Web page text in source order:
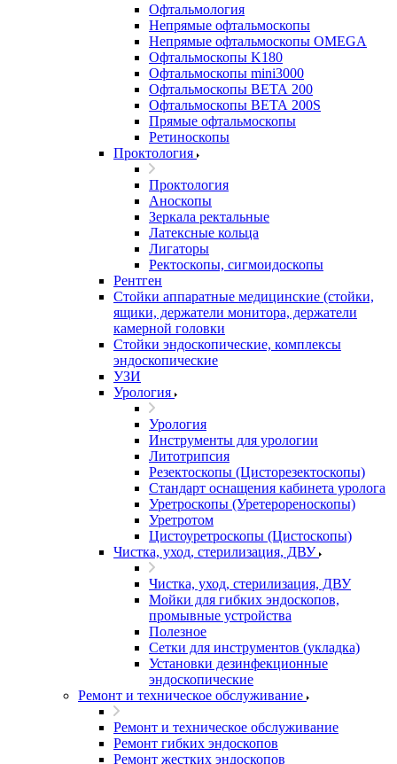
Офтальмология
Непрямые офтальмоскопы
Непрямые офтальмоскопы OMEGA
Офтальмоскопы K180
Офтальмоскопы mini3000
Офтальмоскопы ВЕТА 200
Офтальмоскопы ВЕТА 200S
Прямые офтальмоскопы
Ретиноскопы
Проктология
Проктология
Аноскопы
Зеркала ректальные
Латексные кольца
Лигаторы
Ректоскопы, сигмоидоскопы
Рентген
Стойки аппаратные медицинские (стойки,
ящики, держатели монитора, держатели
камерной головки
Стойки эндоскопические, комплексы
эндоскопические
УЗИ
Урология
Урология
Инструменты для урологии
Литотрипсия
Резектоскопы (Цисторезектоскопы)
Стандарт оснащения кабинета уролога
Уретроскопы (Уретерореноскопы)
Уретротом
Цистоуретроскопы (Цистоскопы)
Чистка, уход, стерилизация, ДВУ
Чистка, уход, стерилизация, ДВУ
Мойки для гибких эндоскопов,
промывные устройства
Полезное
Сетки для инструментов (укладка)
Установки дезинфекционные
эндоскопические
Ремонт и техническое обслуживание
Ремонт и техническое обслуживание
Ремонт гибких эндоскопов
Ремонт жестких эндоскопов